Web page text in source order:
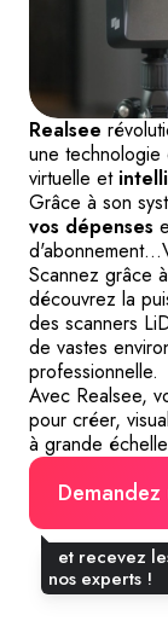
Realsee
une
virtuelle et
Grâce à son
vos dépenses
Scannez grâce à
découvrez la
des scanners
de vastes
professionnelle.
Avec Realsee,
pour créer,
à grande
et recevez
nos experts !